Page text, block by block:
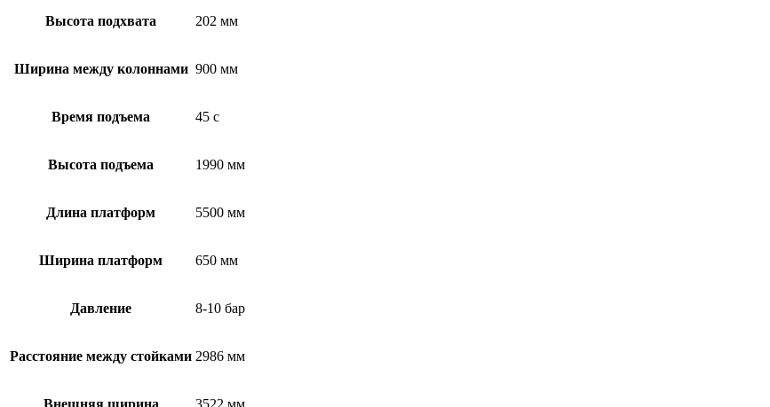
Высота подхвата 202 мм
Ширина между колоннами 900 мм
Время подъема 45 с
Высота подъема 1990 мм
Длина платформ 5500 мм
Ширина платформ 650 мм
Давление 8-10 бар
Расстояние между стойками 2986 мм
Внешняя ширина 3522 мм